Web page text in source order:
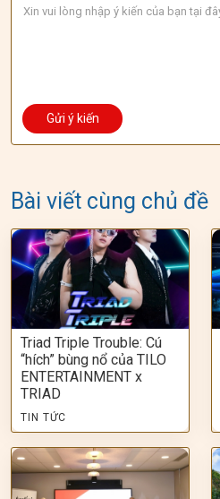
Bài viết cùng chủ đề
Triad Triple Trouble: Cú
“hích” bùng nổ của TILO
ENTERTAINMENT x
TRIAD
TIN TỨC